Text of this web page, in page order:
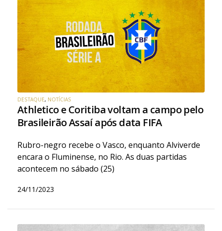
DESTAQUE, NOTÍCIAS
Athletico e Coritiba voltam a campo pelo
Brasileirão Assaí após data FIFA
Rubro-negro recebe o Vasco, enquanto Alviverde
encara o Fluminense, no Rio. As duas partidas
acontecem no sábado (25)
24/11/2023